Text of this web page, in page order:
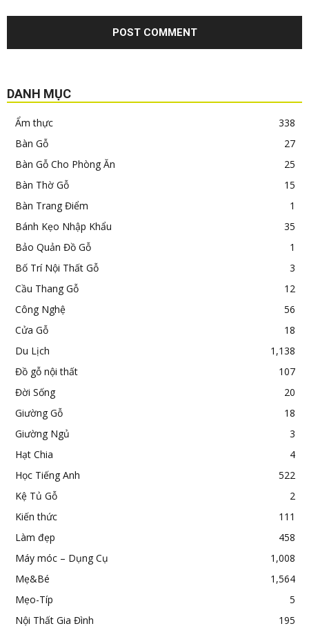
DANH MỤC
Ẩm thực
338
Bàn Gỗ
27
Bàn Gỗ Cho Phòng Ăn
25
Bàn Thờ Gỗ
15
Bàn Trang Điểm
1
Bánh Kẹo Nhập Khẩu
35
Bảo Quản Đồ Gỗ
1
Bố Trí Nội Thất Gỗ
3
Cầu Thang Gỗ
12
Công Nghệ
56
Cửa Gỗ
18
Du Lịch
1,138
Đồ gỗ nội thất
107
Đời Sống
20
Giường Gỗ
18
Giường Ngủ
3
Hạt Chia
4
Học Tiếng Anh
522
Kệ Tủ Gỗ
2
Kiến thức
111
Làm đẹp
458
Máy móc – Dụng Cụ
1,008
Mẹ&Bé
1,564
Mẹo-Típ
5
Nội Thất Gia Đình
195